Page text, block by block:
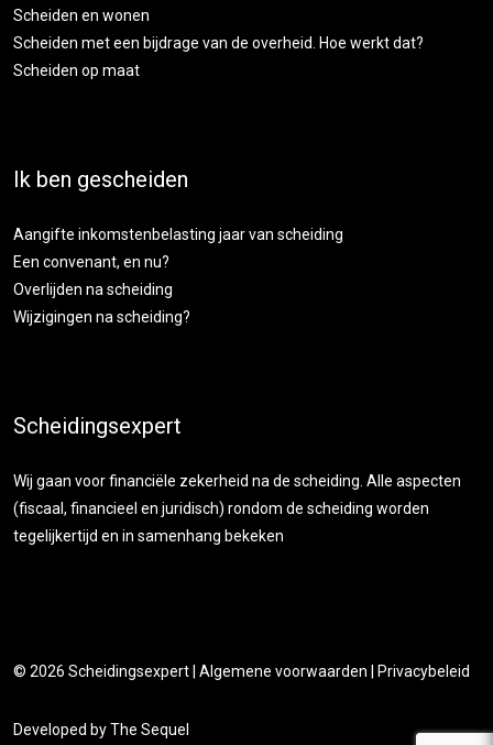
Scheiden en wonen
Scheiden met een bijdrage van de overheid. Hoe werkt dat?
Scheiden op maat
Ik ben gescheiden
Aangifte inkomstenbelasting jaar van scheiding
Een convenant, en nu?
Overlijden na scheiding
Wijzigingen na scheiding?
Scheidingsexpert
Wij gaan voor financiële zekerheid na de scheiding. Alle aspecten
(fiscaal, financieel en juridisch) rondom de scheiding worden
tegelijkertijd en in samenhang bekeken
© 2026 Scheidingsexpert Algemene voorwaarden Privacybeleid
Developed byThe Sequel